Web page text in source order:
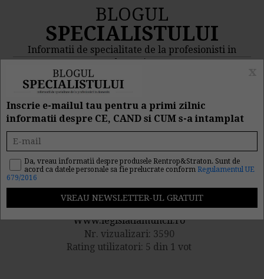
BLOGUL
SPECIALISTULUI
Informatii de specialitate de la profesionisti in
domeniu
MENIU
9 situatii in care
concedierea este interzisa
Publicat de catre
Www.legislatiamuncii.ro
Nr. vizualizari: 3590
Rating utilizatori: 5 din 1 vot
Inscrie e-mailul tau pentru a primi zilnic
informatii despre CE, CAND si CUM s-a intamplat
Da, vreau informatii despre produsele Rentrop&Straton. Sunt de
acord ca datele personale sa fie prelucrate conform Regulamentul UE
679/2016